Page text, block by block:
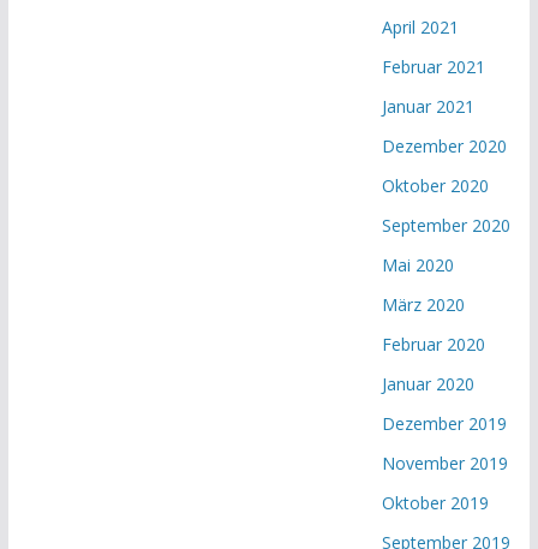
April 2021
Februar 2021
Januar 2021
Dezember 2020
Oktober 2020
September 2020
Mai 2020
März 2020
Februar 2020
Januar 2020
Dezember 2019
November 2019
Oktober 2019
September 2019